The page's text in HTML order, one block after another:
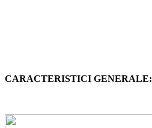
CARACTERISTICI GENERALE: